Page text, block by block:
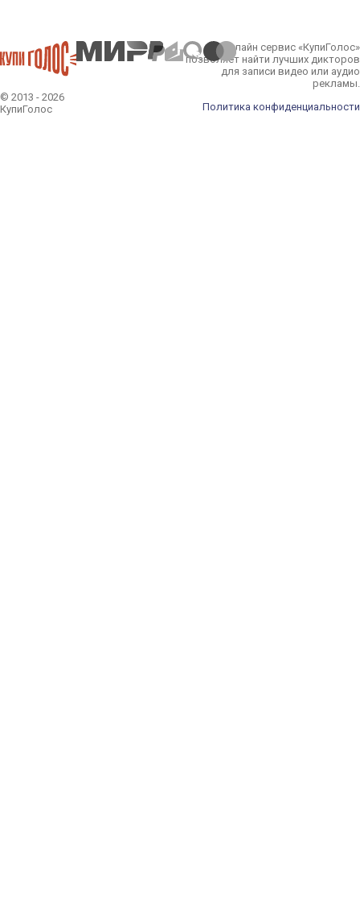
© 2013 - 2026
КупиГолос
Онлайн сервис «КупиГолос»
позволяет найти лучших дикторов
для записи видео или аудио
рекламы.
Политика конфиденциальности